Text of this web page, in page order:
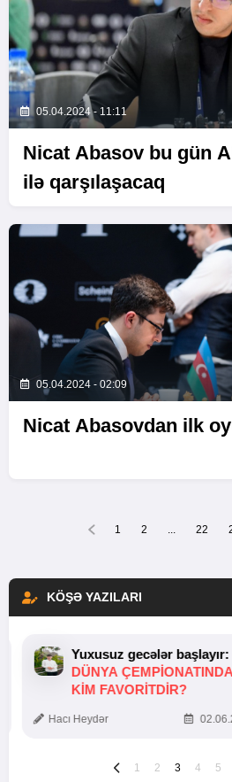
05.04.2024 - 11:11
Nicat Abasov bu gün
ilə qarşılaşacaq
05.04.2024 - 02:09
Nicat Abasovdan ilk
1 2 ... 22
KÖŞƏ YAZILARI
Yuxusuz gecələr başlayır:
DÜNYA ÇEMPIONATINDA
KIM FAVORITDIR?
Hacı Heydər
1 2 3 4 5